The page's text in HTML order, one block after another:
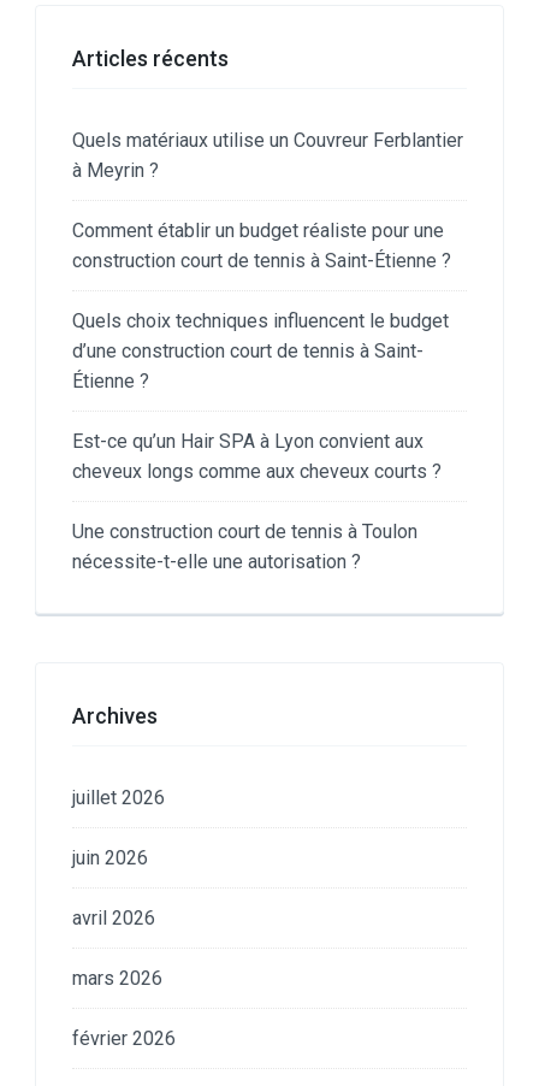
Articles récents
Quels matériaux utilise un Couvreur Ferblantier
à Meyrin ?
Comment établir un budget réaliste pour une
construction court de tennis à Saint-Étienne ?
Quels choix techniques influencent le budget
d’une construction court de tennis à Saint-
Étienne ?
Est-ce qu’un Hair SPA à Lyon convient aux
cheveux longs comme aux cheveux courts ?
Une construction court de tennis à Toulon
nécessite-t-elle une autorisation ?
Archives
juillet 2026
juin 2026
avril 2026
mars 2026
février 2026